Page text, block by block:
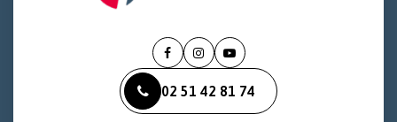
LIEN
LE
COMPTE
LIEN
LE
COMPTE
LIEN
LA
CHAÎNE
02 51 42 81 74